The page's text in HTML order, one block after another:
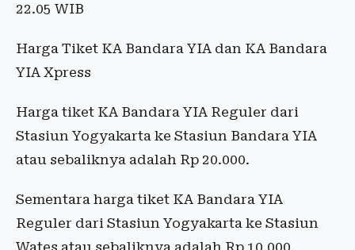
22.05 WIB
Harga Tiket KA Bandara YIA dan KA Bandara
YIA Xpress
Harga tiket KA Bandara YIA Reguler dari
Stasiun Yogyakarta ke Stasiun Bandara YIA
atau sebaliknya adalah Rp 20.000.
Sementara harga tiket KA Bandara YIA
Reguler dari Stasiun Yogyakarta ke Stasiun